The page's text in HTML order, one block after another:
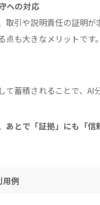
への対応
取引や説明責任の証明
も大きなメリットです。
蓄積されることで、AI
とで「証拠」にも「信
例